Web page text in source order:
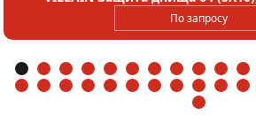
По запросу